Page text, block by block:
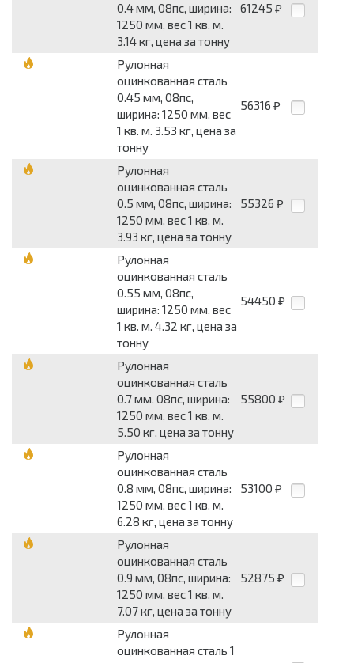
0.4 мм, 08пс, ширина:
1250 мм, вес 1 кв. м.
3.14 кг, цена за тонну
61245 ₽
Рулонная
оцинкованная сталь
0.45 мм, 08пс,
ширина: 1250 мм, вес
1 кв. м. 3.53 кг, цена за
тонну
56316 ₽
Рулонная
оцинкованная сталь
0.5 мм, 08пс, ширина:
1250 мм, вес 1 кв. м.
3.93 кг, цена за тонну
55326 ₽
Рулонная
оцинкованная сталь
0.55 мм, 08пс,
ширина: 1250 мм, вес
1 кв. м. 4.32 кг, цена за
тонну
54450 ₽
Рулонная
оцинкованная сталь
0.7 мм, 08пс, ширина:
1250 мм, вес 1 кв. м.
5.50 кг, цена за тонну
55800 ₽
Рулонная
оцинкованная сталь
0.8 мм, 08пс, ширина:
1250 мм, вес 1 кв. м.
6.28 кг, цена за тонну
53100 ₽
Рулонная
оцинкованная сталь
0.9 мм, 08пс, ширина:
1250 мм, вес 1 кв. м.
7.07 кг, цена за тонну
52875 ₽
Рулонная
оцинкованная сталь 1